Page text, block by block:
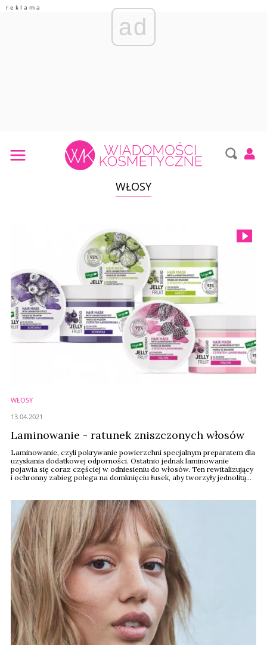
ad
WŁOSY
WŁOSY
Laminowanie - ratunek zniszczonych włosów
Laminowanie, czyli pokrywanie powierzchni specjalnym preparatem dla
uzyskania dodatkowej odporności. Ostatnio jednak laminowanie
pojawia się coraz częściej w odniesieniu do włosów. Ten rewitalizujący
i ochronny zabieg polega na domknięciu łusek, aby tworzyły jednolitą
13.04.2021